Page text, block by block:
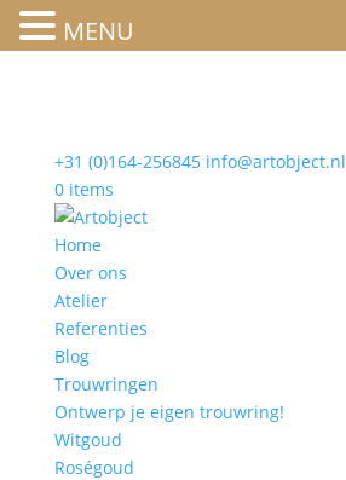
+31 (0)164-256845 info@artobject.nl
0 items
Home
Over ons
Atelier
Referenties
Blog
Trouwringen
Ontwerp je eigen trouwring!
Witgoud
Roségoud
MENU